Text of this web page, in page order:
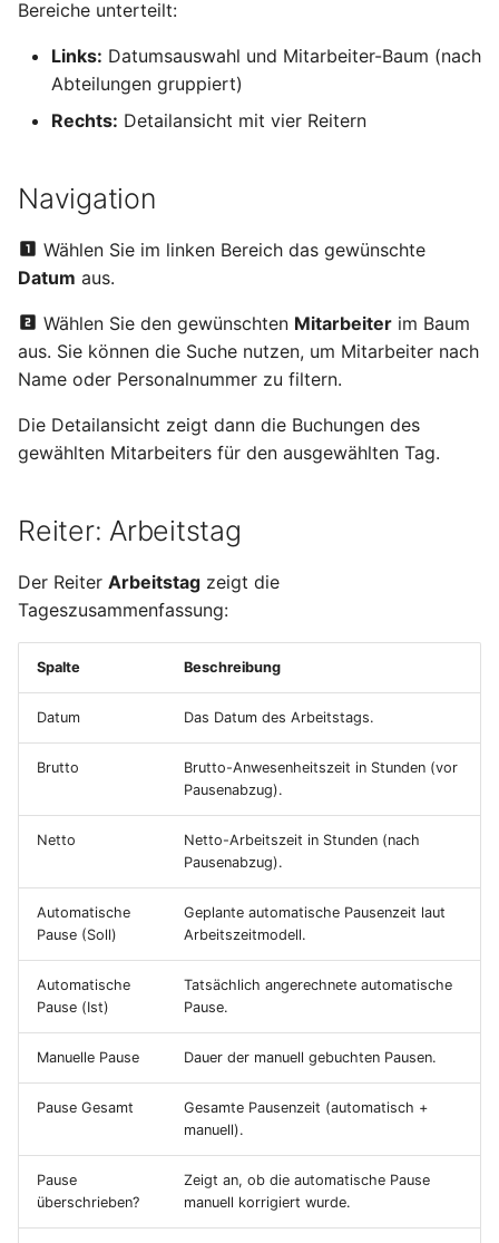
i
s
r
t
Versandarten
Produktkonfiguratoren
Notizen
Suchen und Filtern
Sachkonten
SEPA-Lastschriftmandate
Factoring
Profit-Center
Kostenarten
Bankkontoübersicht
Diamant-Integration
Controlling
Gutschriftsanzeigen
Rechnungen
Lieferpläne
Preislisten
Rabattgruppen
Frachttarife
Terminmonitor
Absatzpläne
Provisionen
Umsatzplanung
Vertriebsauswertungen
Zuschlagskonfigurationen
Einkaufsauswertungen
Seriennummern
Bestandskorrektur
Sperrungen
Bedarfsübersicht
Dispoübersicht
Packungsübersicht
Ladungsträger
Abwertungstabellen und
Bewertungsschemas
Lagerauswertungen
Werkstoffe
Werkzeugverwaltung
Fremdfertigung
Erwartete Wareneingänge
Reklamationen
Arbeitszeit hinzufügen
Arbeitszeit entfernen
Reiter: Pausenzeiten
hinzufügen
Manuelle Pause
bearbeiten und entfernen
Reiter: Betriebsdaten
Zuweisungsstatus
Betriebsdatenbuchung
hinzufügen
Bereiche unterteilt:
Links: Datumsauswahl und Mitarbeiter-Baum (nach
Abteilungen gruppiert)
Rechts: Detailansicht mit vier Reitern
Navigation
Wählen Sie im linken Bereich das gewünschte
Datum aus.
Wählen Sie den gewünschten Mitarbeiter im Baum
aus. Sie können die Suche nutzen, um Mitarbeiter nach
Name oder Personalnummer zu filtern.
Die Detailansicht zeigt dann die Buchungen des
gewählten Mitarbeiters für den ausgewählten Tag.
Reiter: Arbeitstag
Der Reiter Arbeitstag zeigt die
Tageszusammenfassung:
Spalte Beschreibung
Datum Das Datum des Arbeitstags.
Brutto
Brutto-Anwesenheitszeit in Stunden (vor
Pausenabzug).
Netto
Netto-Arbeitszeit in Stunden (nach
Pausenabzug).
Automatische
Pause (Soll)
Geplante automatische Pausenzeit laut
Arbeitszeitmodell.
Automatische
Pause (Ist)
Tatsächlich angerechnete automatische
Pause.
Manuelle Pause Dauer der manuell gebuchten Pausen.
Pause Gesamt
Gesamte Pausenzeit (automatisch +
manuell).
Pause
überschrieben?
Zeigt an, ob die automatische Pause
manuell korrigiert wurde.